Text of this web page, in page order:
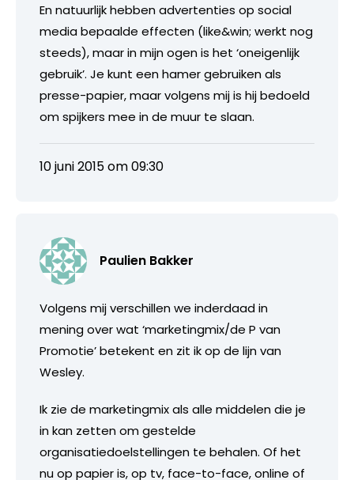
En natuurlijk hebben advertenties op social
media bepaalde effecten (like&win; werkt nog
steeds), maar in mijn ogen is het ‘oneigenlijk
gebruik’. Je kunt een hamer gebruiken als
presse-papier, maar volgens mij is hij bedoeld
om spijkers mee in de muur te slaan.
10 juni 2015 om 09:30
Paulien Bakker
Volgens mij verschillen we inderdaad in
mening over wat ‘marketingmix/de P van
Promotie’ betekent en zit ik op de lijn van
Wesley.
Ik zie de marketingmix als alle middelen die je
in kan zetten om gestelde
organisatiedoelstellingen te behalen. Of het
nu op papier is, op tv, face-to-face, online of